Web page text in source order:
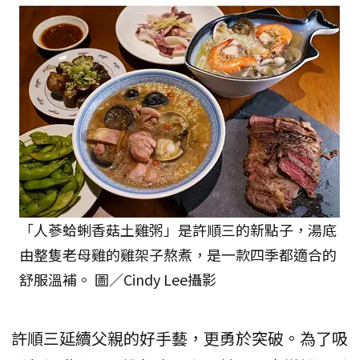
「人蔘蛤蜊香菇土雞粥」是許順三的新點子，湯底
由整隻老母雞的雞架子熬煮，是一款四季都適合的
舒服溫補。 圖／Cindy Lee攝影
許順三延續父親的好手藝，更勇於突破。為了吸